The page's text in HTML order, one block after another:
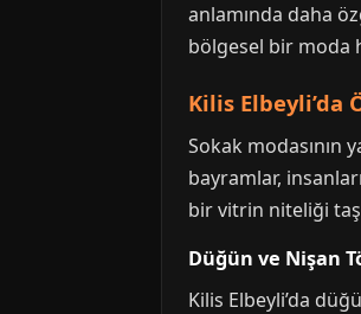
anlamında daha
bölgesel bir moda
Kilis Elbeyli’da
Sokak modasının
bayramlar,
bir vitrin niteliği
Düğün ve Nişan
Kilis Elbeyli’da